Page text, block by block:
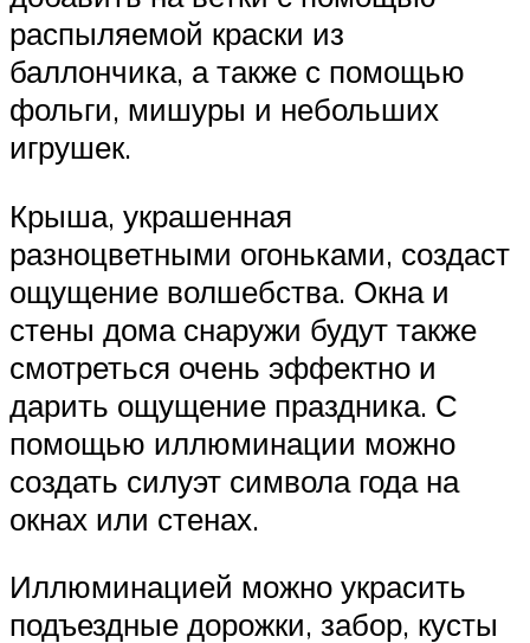
распыляемой краски из
баллончика, а также с помощью
фольги, мишуры и небольших
игрушек.
Крыша, украшенная
разноцветными огоньками, создаст
ощущение волшебства. Окна и
стены дома снаружи будут также
смотреться очень эффектно и
дарить ощущение праздника. С
помощью иллюминации можно
создать силуэт символа года на
окнах или стенах.
Иллюминацией можно украсить
подъездные дорожки, забор, кусты